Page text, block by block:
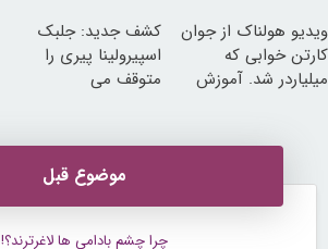
ویدیو هولناک از جوان
کارتن خوابی که
میلیاردر شد. آموزش
کشف جدید: جلبک
اسپیرولینا پیری را
متوقف می
موضوع قبل
چرا چشم بادامی ها لاغرترند؟!